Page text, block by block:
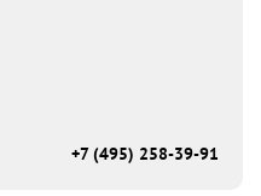
+7 (495) 258-39-91